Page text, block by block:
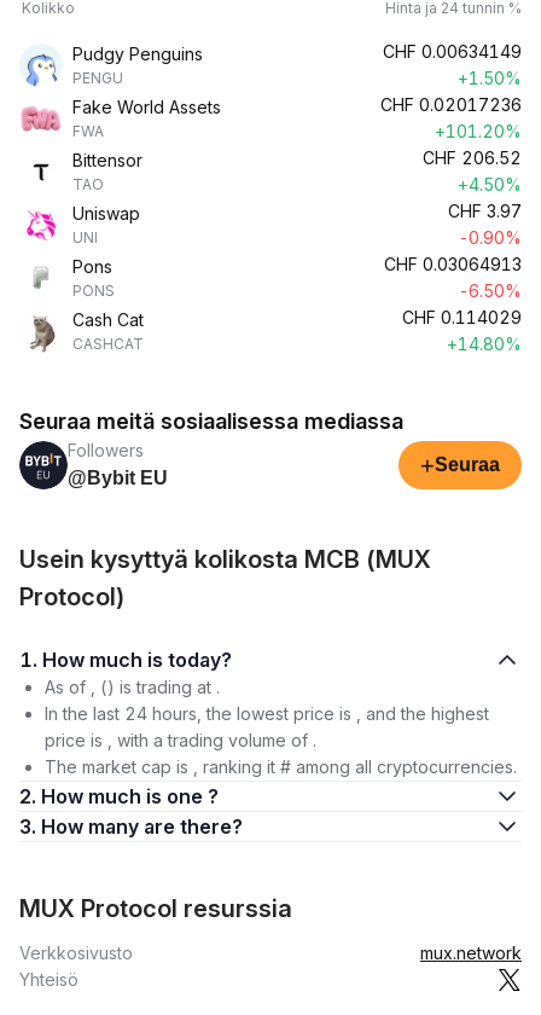
Kolikko Hinta ja 24 tunnin %
Pudgy Penguins
PENGU
CHF 0.00634149
+1.50%
Fake World Assets
FWA
CHF 0.02017236
+101.20%
Bittensor
TAO
CHF 206.52
+4.50%
Uniswap
UNI
CHF 3.97
-0.90%
Pons
PONS
CHF 0.03064913
-6.50%
Cash Cat
CASHCAT
CHF 0.114029
+14.80%
Seuraa meitä sosiaalisessa mediassa
Followers
@Bybit EU
+Seuraa
Usein kysyttyä kolikosta MCB (MUX
Protocol)
1. How much is today?
As of , () is trading at .
In the last 24 hours, the lowest price is , and the highest
price is , with a trading volume of .
The market cap is , ranking it # among all cryptocurrencies.
2. How much is one ?
3. How many are there?
MUX Protocol resurssia
Verkkosivusto
mux.network
Yhteisö